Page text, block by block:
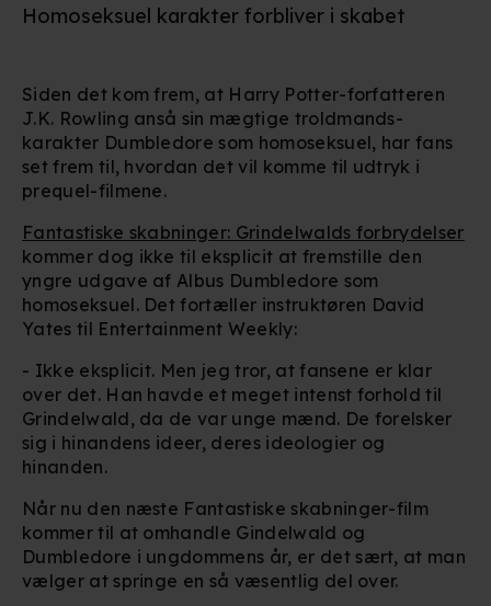
Homoseksuel karakter forbliver i skabet
Siden det kom frem, at Harry Potter-forfatteren
J.K. Rowling anså sin mægtige troldmands-
karakter Dumbledore som homoseksuel, har fans
set frem til, hvordan det vil komme til udtryk i
prequel-filmene.
Fantastiske skabninger: Grindelwalds forbrydelser
kommer dog ikke til eksplicit at fremstille den
yngre udgave af Albus Dumbledore som
homoseksuel. Det fortæller instruktøren David
Yates til Entertainment Weekly:
- Ikke eksplicit. Men jeg tror, at fansene er klar
over det. Han havde et meget intenst forhold til
Grindelwald, da de var unge mænd. De forelsker
sig i hinandens ideer, deres ideologier og
hinanden.
Når nu den næste Fantastiske skabninger-film
kommer til at omhandle Gindelwald og
Dumbledore i ungdommens år, er det sært, at man
vælger at springe en så væsentlig del over.